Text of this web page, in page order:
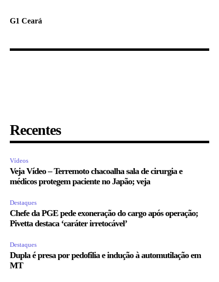
G1 Ceará
Recentes
Vídeos
Veja Vídeo – Terremoto chacoalha sala de cirurgia e
médicos protegem paciente no Japão; veja
Destaques
Chefe da PGE pede exoneração do cargo após operação;
Pivetta destaca ‘caráter irretocável’
Destaques
Dupla é presa por pedofilia e indução à automutilação em
MT